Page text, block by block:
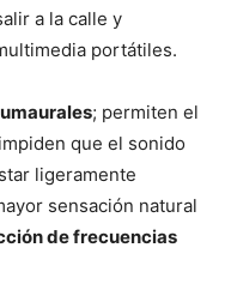
a la calle y
portátiles.
; permiten el
que el sonido
ligeramente
sensación natural
de frecuencias